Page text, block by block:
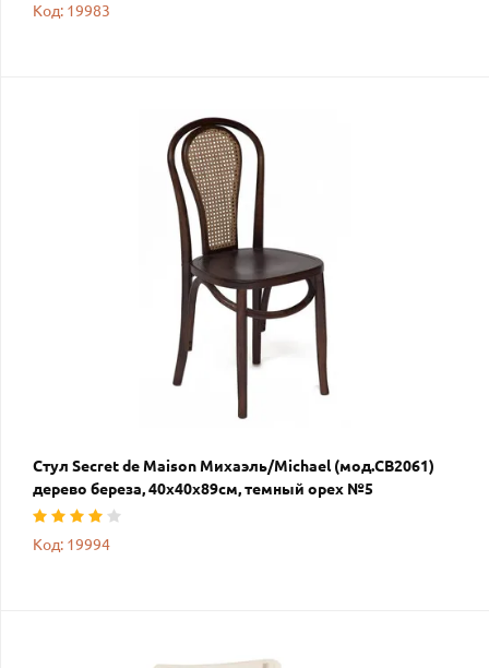
Код: 19983
Стул Secret de Maison Михаэль/Michael (мод.CB2061)
дерево береза, 40х40х89см, темный орех №5
Код: 19994